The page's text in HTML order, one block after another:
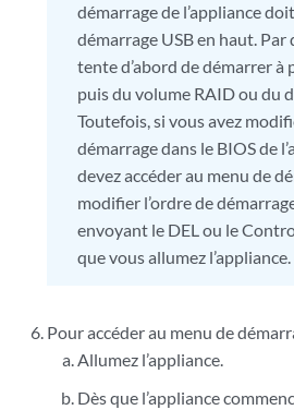
démarrage de l’appliance
démarrage USB en haut. Par
tente d’abord de démarrer à
puis du volume RAID ou du
Toutefois, si vous avez
démarrage dans le BIOS de
devez accéder au menu de
modifier l’ordre de
envoyant le DEL ou le
que vous allumez l’appliance.
Pour accéder au menu de
Allumez l’appliance.
Dès que l’appliance